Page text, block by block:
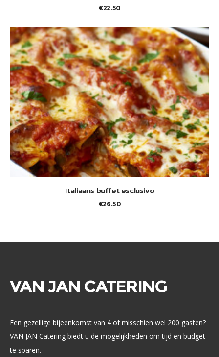
€22.50
TOEVOEGEN AAN WINKELWAGEN
Italiaans buffet esclusivo
€26.50
VAN JAN CATERING
Een gezellige bijeenkomst van 4 of misschien wel 200 gasten?
VAN JAN Catering biedt u de mogelijkheden om tijd en budget
te sparen.